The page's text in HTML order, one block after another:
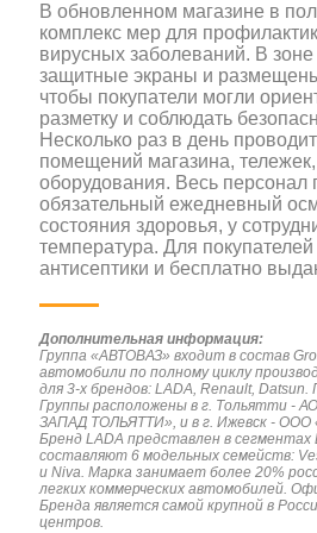
В обновленном магазине в
комплекс мер для
вирусных заболеваний. В
защитные экраны и
чтобы покупатели могли
разметку и соблюдать
Несколько раз в день
помещений магазина, тележек,
оборудования. Весь персонал
обязательный ежедневный
состояния здоровья, у
температура. Для
антисептики и бесплатно
Дополнительная информация:
Группа «АВТОВАЗ» входит в состав
автомобили по полному циклу
для 3-х брендов: LADA, Renault,
Группы расположены в г. Тольятти -
ЗАПАД ТОЛЬЯТТИ», и в г. Ижевск - ООО
Бренд LADA представлен в
составляют 6 модельных семейств:
и Niva. Марка занимает более 20%
легких коммерческих автомобилей.
Бренда является самой крупной в
центров.